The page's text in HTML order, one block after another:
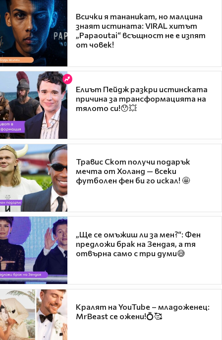
Всички я тананикат, но малцина
знаят истината: VIRAL хитът
„Papaoutai“ всъщност не е изпят
от човек!
Елиът Пейдж разкри истинската
причина за трансформацията на
тялото си!😯💥
Травис Скот получи подарък
мечта от Холанд — всеки
футболен фен би го искал! 🤩
„Ще се омъжиш ли за мен?“: Фен
предложи брак на Зендая, а тя
отвърна само с три думи😅
Кралят на YouTube – младоженец:
MrBeast се ожени!💍🥰